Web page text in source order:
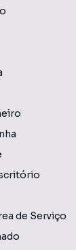
de Serviço